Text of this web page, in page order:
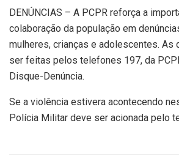
DENÚNCIAS – A PCPR reforça a
colaboração da população em
mulheres, crianças e adolescentes. As
ser feitas pelos telefones 197, da
Disque-Denúncia.
Se a violência estivera acontecendo
Polícia Militar deve ser acionada pelo